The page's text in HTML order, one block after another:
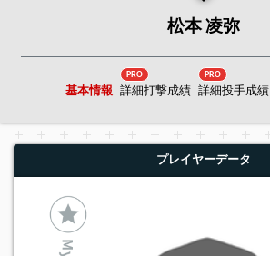
松本 凌弥
基本情報
PRO
詳細打撃成績
PRO
詳細投手成績
プレイヤーデータ